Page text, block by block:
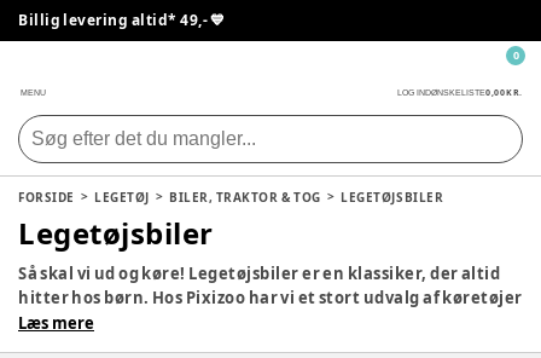
Billig levering altid* 49,- 💙
MENU LOG INDØNSKELISTE0,00 KR.
0
FORSIDE LEGETØJ BILER, TRAKTOR & TOG LEGETØJSBILER
Legetøjsbiler
Så skal vi ud og køre! Legetøjsbiler er en klassiker, der altid
hitter hos børn. Hos Pixizoo har vi et stort udvalg af køretøjer
i forskellige farver og materialer til børn i alle aldre. Find din
Læs mere